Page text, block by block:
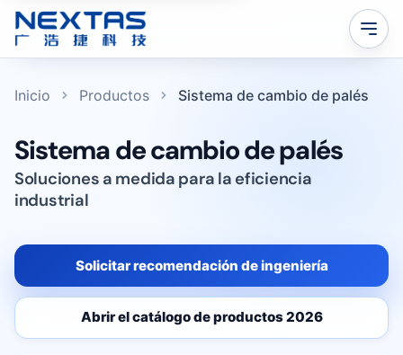
Inicio Productos Sistema de cambio de palés
Sistema de cambio de palés
Soluciones a medida para la eficiencia
industrial
Solicitar recomendación de ingeniería
Abrir el catálogo de productos 2026